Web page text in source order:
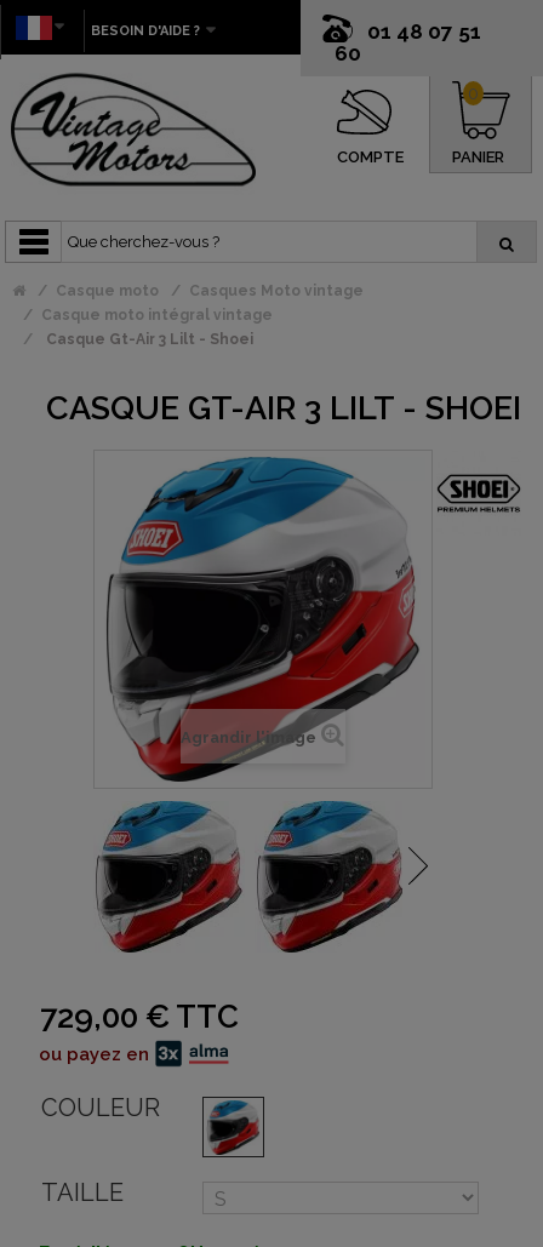
01 48 07 51
60
BESOIN D'AIDE ?
COMPTE PANIER
0
Casque moto
Casques Moto vintage
Casque moto intégral vintage
Casque Gt-Air 3 Lilt - Shoei
CASQUE GT-AIR 3 LILT - SHOEI
Agrandir l'image
729,00 € TTC
ou payez en
COULEUR
TAILLE